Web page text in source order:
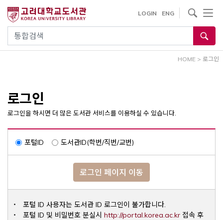
건
통합검색
LOGIN ENG
사이트내 검색
HOME > 로그인
로그인
로그인을 하시면 더 많은 도서관 서비스를 이용하실 수 있습니다.
포털ID 도서관ID(학번/직번/교번)
로그인 페이지 이동
포털 ID 사용자는 도서관 ID 로그인이 불가합니다.
포털 ID 및 비밀번호 분실시 http://portal.korea.ac.krOpens a
접속 후